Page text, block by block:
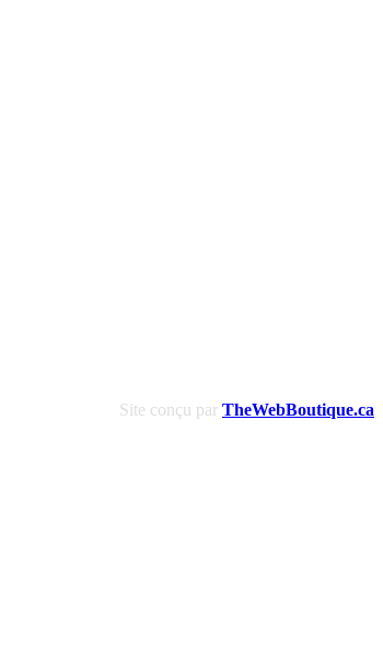
Site conçu par TheWebBoutique.ca